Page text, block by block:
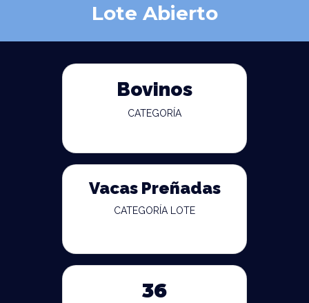
Lote Abierto
Bovinos
CATEGORÍA
Vacas Preñadas
CATEGORÍA LOTE
36